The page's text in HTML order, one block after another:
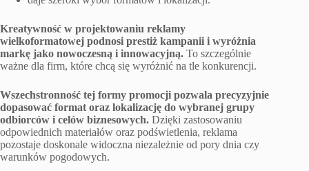
Kreatywność w projektowaniu reklamy
wielkoformatowej podnosi prestiż kampanii i wyróżnia
markę jako nowoczesną i innowacyjną. To szczególnie
ważne dla firm, które chcą się wyróżnić na tle konkurencji.
Wszechstronność tej formy promocji pozwala precyzyjnie
dopasować format oraz lokalizację do wybranej grupy
odbiorców i celów biznesowych. Dzięki zastosowaniu
odpowiednich materiałów oraz podświetlenia, reklama
pozostaje doskonale widoczna niezależnie od pory dnia czy
warunków pogodowych.